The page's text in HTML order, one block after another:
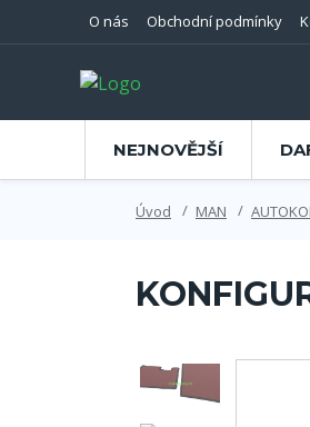
O nás Obchodní podmínky
NEJNOVĚJŠÍ
Úvod MAN